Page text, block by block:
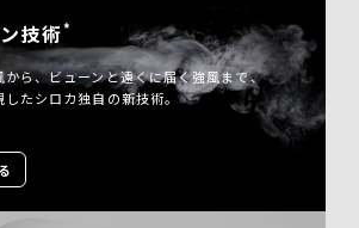
技術*
ら、ビューンと遠くに届く強風まで、
したシロカ独自の新技術。